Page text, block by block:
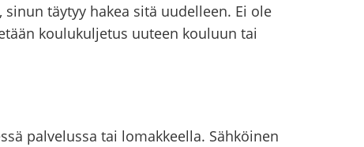
täytyy hakea sitä uudelleen. Ei ole
koulukuljetus uuteen kouluun tai
palvelussa tai lomakkeella. Sähköinen